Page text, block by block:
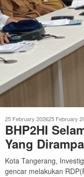
25 February 202625 February
BHP2HI
Yang
Kota Tangerang,
gencar melakukan